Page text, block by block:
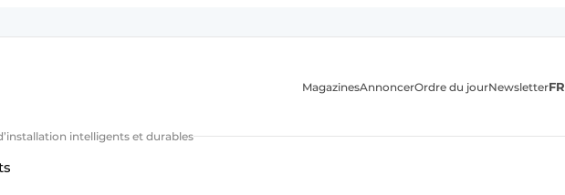
intelligents et durables
MagazinesAnnoncerOrdre du jourNewsletterFR